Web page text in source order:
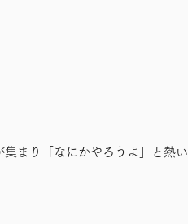
まり「なにかやろうよ」と熱い